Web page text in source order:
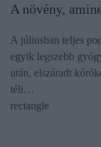
A növény,
A júliusban teljes
egyik legszebb
után, elszáradt
téli…
rectangle